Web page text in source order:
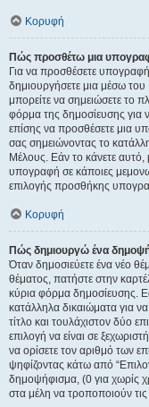
Κορυφή
Πώς προσθέτω μια
Για να προσθέσετε
δημιουργήσετε μια μέσω
μπορείτε να σημειώσετε το
φόρμα της δημοσίευσης για
επίσης να προσθέσετε μια
σας σημειώνοντας το
Μέλους. Εάν το κάνετε αυτό,
υπογραφή σε κάποιες
επιλογής προσθήκης
Κορυφή
Πώς δημιουργώ ένα
Όταν δημοσιεύετε ένα νέο
θέματος, πατήστε στην
κύρια φόρμα δημοσίευσης.
κατάλληλα δικαιώματα για
τίτλο και τουλάχιστον δύο
επιλογή να είναι σε
να ορίσετε τον αριθμό των
ψηφίζοντας κάτω από
δημοψήφισμα, (0 για χωρίς
στα μέλη να τροποποιούν